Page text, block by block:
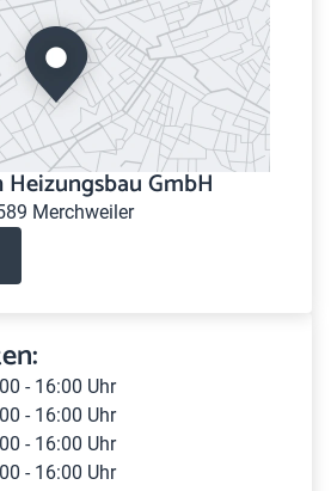
GmbH
Merchweiler
- 16:00 Uhr
- 16:00 Uhr
- 16:00 Uhr
- 16:00 Uhr